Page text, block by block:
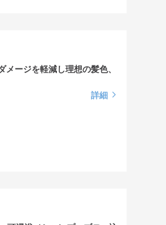
メージを軽減し理想の髪色、
詳細